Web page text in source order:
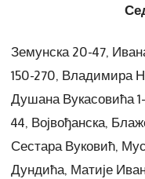
Земунска 20-47,
150-270, Владимира
Душана Вукасовића
44, Војвођанска,
Сестара Вуковић,
Дундића, Матије